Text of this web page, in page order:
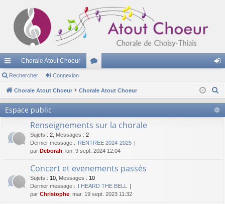
cc
ès
de
Chorale Atout Choeur
u ne
Rechercher Connexion
Chorale Atout Choeur Chorale Atout Choeur
Espace public
Renseignements sur la chorale
Sujets : 2 Messages : 2
Dernier message : RENTREE 2024-2025
par Deborah , lun. 9 sept. 2024 12:04
Concert et evenements passés
Sujets : 10 Messages : 10
Dernier message : I HEARD THE BELL
par Christophe , mar. 19 sept. 2023 11:32